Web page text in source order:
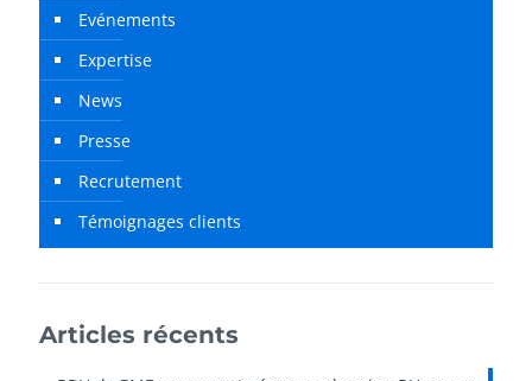
Evénements
Expertise
News
Presse
Recrutement
Témoignages clients
Articles récents